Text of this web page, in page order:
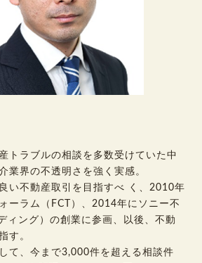
トラブルの相談を多数受けていた中
業界の不透明さを強く実感。
い不動産取引を目指すべ く、2010年
ーラム（FCT）、2014年にソニー不
ィング）の創業に参画、以後、不動
す。
て、今まで3,000件を超える相談件